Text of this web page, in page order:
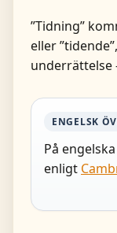
”Tidning”
eller
underrättelse
ENGELSK
På
enligt